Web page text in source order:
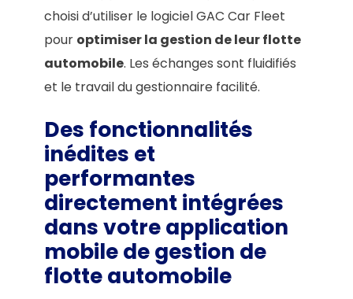
choisi d’utiliser le logiciel GAC Car Fleet
pour optimiser la gestion de leur flotte
automobile. Les échanges sont fluidifiés
et le travail du gestionnaire facilité.
Des fonctionnalités
inédites et
performantes
directement intégrées
dans votre application
mobile de gestion de
flotte automobile